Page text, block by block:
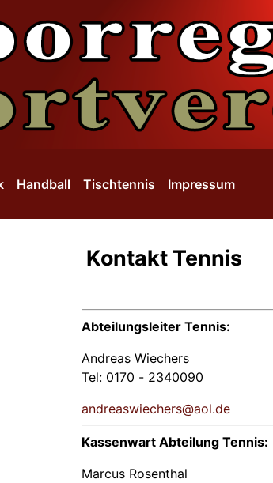
Handball Tischtennis Impressum
Kontakt Tennis
Abteilungsleiter Tennis:
Andreas Wiechers
Tel: 0170 - 2340090
andreaswiechers@aol.de
Kassenwart Abteilung Tennis:
Marcus Rosenthal